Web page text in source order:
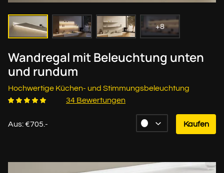
+8
Wandregal mit Beleuchtung unten
und rundum
Hochwertige Küchen- und Stimmungsbeleuchtung
34 Bewertungen
Aus: €705.- Kaufen